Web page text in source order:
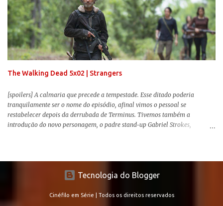
Terra que estavam presos por séculos em uma caverna recém descoberta,
libertando-os pelo mundo. O espectador acompanha uma família que tem
uma pequena vantagem em relação às outras pessoas. Adivinhem? Sabem
viver em silêncio pelo fato da filha mais velha ser surda. Para aqueles que
amam filmes com temática apocalíptica, a produção pode até funcionar
como entretenimento mediano. Todo o cenário de fuga, pânico col...
The Walking Dead 5x02 | Strangers
[spoilers] A calmaria que precede a tempestade. Esse ditado poderia
tranquilamente ser o nome do episódio, afinal vimos o pessoal se
restabelecer depois da derrubada de Terminus. Tivemos também a
introdução do novo personagem, o padre stand-up Gabriel Strokes,
Tecnologia do Blogger
Cinéfilo em Série | Todos os direitos reservados